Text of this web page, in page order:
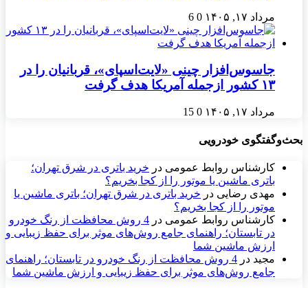
مرداد ۱۷, ۱۴۰۵ 0
6
جاسوس‌افزار چینی «لایت‌اسپای»، قربانیان را در
۱۳ کشور ازجمله آمریکا هدف گرفت
مرداد ۱۷, ۱۴۰۵ 0
15
بحث‌وگفتگوی خودرویی
کارشناس روابط عمومی در خرید باتری در شرق تهران؛
باتری ماشین یا موتور را از کجا بخریم؟
مهدی رضایی در خرید باتری در شرق تهران؛ باتری ماشین یا
موتور را از کجا بخریم؟
کارشناس روابط عمومی در
4 روش محافظت از رنگ خودرو
در تابستان؛ راهنمای جامع روش‌های موثر برای حفظ زیبایی و
ارزش ماشین شما
مجید در
4 روش محافظت از رنگ خودرو در تابستان؛ راهنمای
جامع روش‌های موثر برای حفظ زیبایی و ارزش ماشین شما